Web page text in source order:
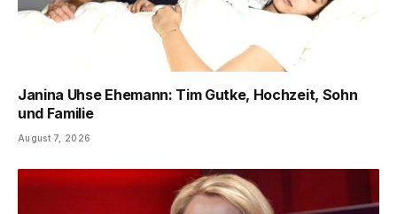
Janina Uhse Ehemann: Tim Gutke, Hochzeit, Sohn
und Familie
August 7, 2026